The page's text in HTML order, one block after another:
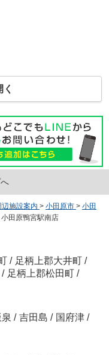
辺施設案内 > 小田原市 > 小田
田原鴨宮駅南店
/ 足柄上郡大井町 /
/ 足柄上郡松田町 /
/ 吉田島 / 国府津 /